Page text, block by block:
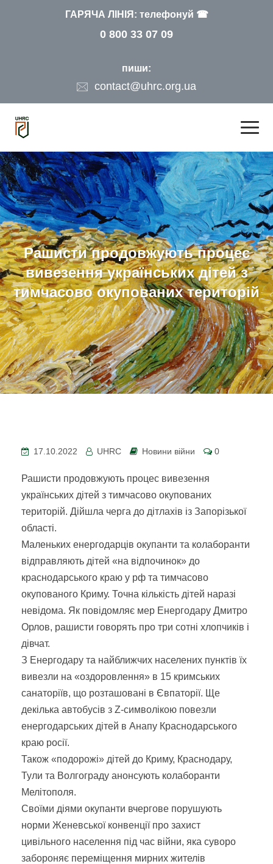
ГАРЯЧА ЛІНІЯ: телефонуй ☎
0 800 33 07 09
пиши:
contact@uhrc.org.ua
Рашисти продовжують процес
вивезення українських дітей з
тимчасово окупованих територій
17.10.2022 UHRC Новини війни 0
Рашисти продовжують процес вивезення
українських дітей з тимчасово окупованих
територій. Дійшла черга до дітлахів із Запорізької
області.
Маленьких енергодарців окупанти та колаборанти
відправляють дітей «на відпочинок» до
краснодарського краю у рф та тимчасово
окупованого Криму. Точна кількість дітей наразі
невідома. Як повідомляє мер Енергодару Дмитро
Орлов, рашисти говорять про три сотні хлопчиків і
дівчат.
З Енергодару та найближчих населених пунктів їх
вивезли на «оздоровлення» в 15 кримських
санаторіїв, що розташовані в Євпаторії. Ще
декілька автобусів з Z-символікою повезли
енергодарських дітей в Анапу Краснодарського
краю росії.
Також «подорожі» дітей до Криму, Краснодару,
Тули та Волгограду анонсують колаборанти
Мелітополя.
Своїми діями окупанти вчергове порушують
норми Женевської конвенції про захист
цивільного населення під час війни, яка суворо
забороняє переміщення мирних жителів